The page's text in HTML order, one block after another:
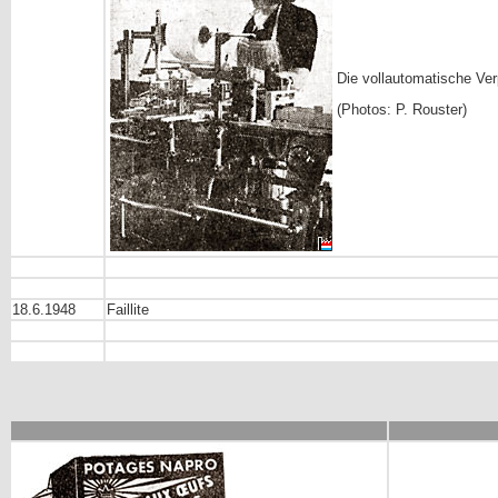
Die vollautomatische
(Photos: P. Rouster)
18.6.1948 Faillite